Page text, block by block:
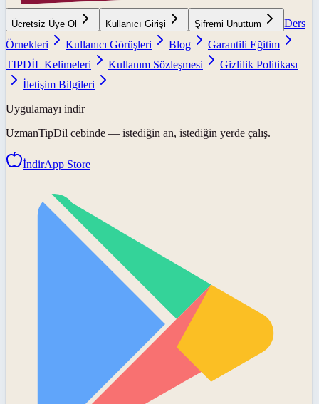
Ücretsiz Üye Ol Kullanıcı Girişi Şifremi Unuttum
Ders
Örnekleri
Kullanıcı Görüşleri Blog
Garantili Eğitim
TIPDİL Kelimeleri
Kullanım Sözleşmesi
Gizlilik Politikası
İletişim Bilgileri
Uygulamayı indir
UzmanTipDil cebinde — istediğin an, istediğin yerde çalış.
İndirApp Store